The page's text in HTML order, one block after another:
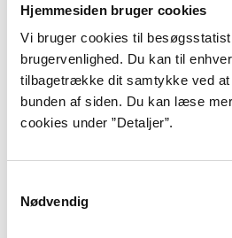
Hjemmesiden bruger cookies
Vi bruger cookies til
brugervenlighed. Du kan til
tilbagetrække dit samtykke ved at
bunden af siden. Du kan læse
cookies under ”Detaljer”.
Nødvendig
prognoser vil
overhale USA
som verdens
stærke vækst i
resultatet af
der har ført
politik og